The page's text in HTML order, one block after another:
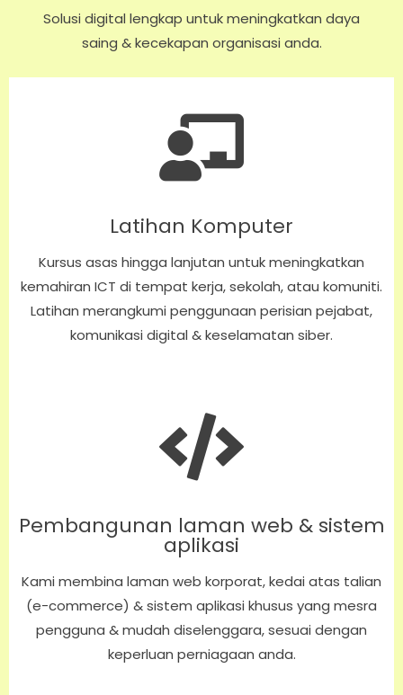
Solusi digital lengkap untuk meningkatkan daya
saing & kecekapan organisasi anda.
Latihan Komputer
Kursus asas hingga lanjutan untuk meningkatkan
kemahiran ICT di tempat kerja, sekolah, atau komuniti.
Latihan merangkumi penggunaan perisian pejabat,
komunikasi digital & keselamatan siber.
Pembangunan laman web & sistem
aplikasi
Kami membina laman web korporat, kedai atas talian
(e-commerce) & sistem aplikasi khusus yang mesra
pengguna & mudah diselenggara, sesuai dengan
keperluan perniagaan anda.